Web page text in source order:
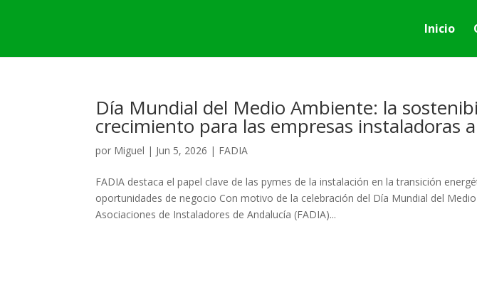
Inicio
Día Mundial del Medio Ambiente: la
crecimiento para las empresas instaladoras
por Miguel | Jun 5, 2026 | FADIA
FADIA destaca el papel clave de las pymes de la instalación en la transición
oportunidades de negocio Con motivo de la celebración del Día Mundial del
Asociaciones de Instaladores de Andalucía (FADIA)...